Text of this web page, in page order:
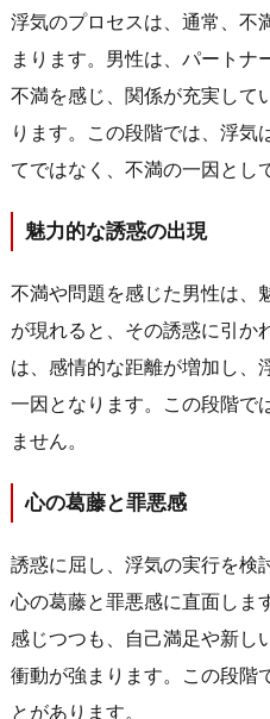
浮気のプロセスは、通常、不
まります。男性は、パートナ
不満を感じ、関係が充実して
ります。この段階では、浮気
てではなく、不満の一因とし
魅力的な誘惑の出現
不満や問題を感じた男性は、
が現れると、その誘惑に引か
は、感情的な距離が増加し、
一因となります。この段階で
ません。
心の葛藤と罪悪感
誘惑に屈し、浮気の実行を検
心の葛藤と罪悪感に直面しま
感じつつも、自己満足や新し
衝動が強まります。この段階
とがあります。